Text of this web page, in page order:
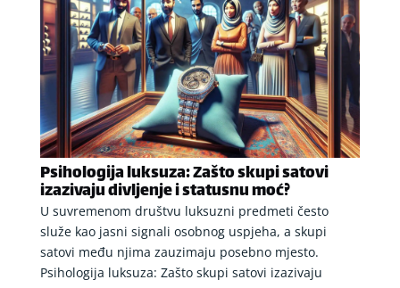
Psihologija luksuza: Zašto skupi satovi
izazivaju divljenje i statusnu moć?
U suvremenom društvu luksuzni predmeti često
služe kao jasni signali osobnog uspjeha, a skupi
satovi među njima zauzimaju posebno mjesto.
Psihologija luksuza: Zašto skupi satovi izazivaju